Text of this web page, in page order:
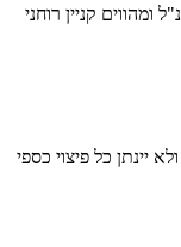
קניין רוחני
יינתן כל פיצוי כספי